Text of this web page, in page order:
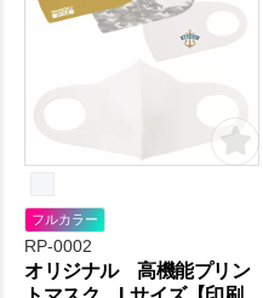
フルカラー
RP-0002
オリジナル 高機能プリン